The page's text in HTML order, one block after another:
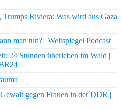
Riviera: Was wird aus Gaza
man tun? | Weltspiegel Podcast
24 Stunden überleben im Wald |
gegen Frauen in der DDR |